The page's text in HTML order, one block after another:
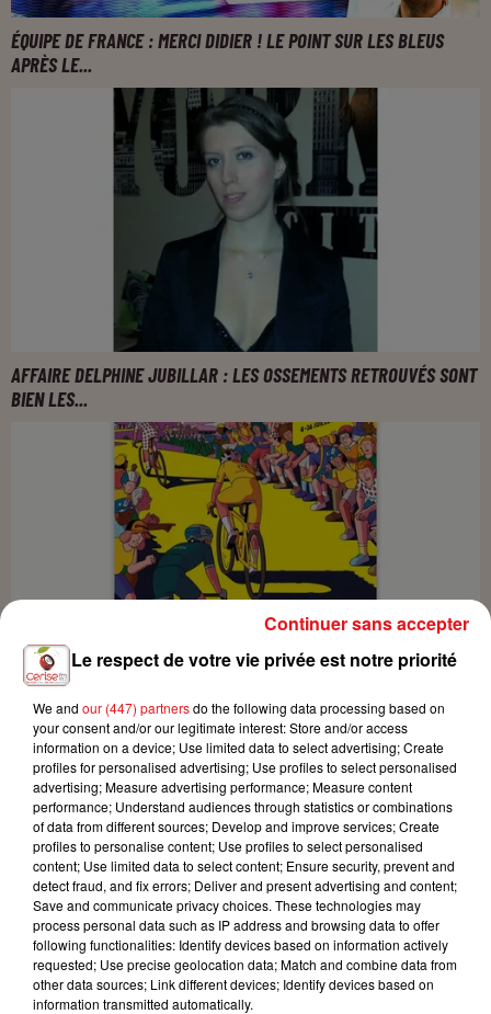
ÉQUIPE DE FRANCE : MERCI DIDIER ! LE POINT SUR LES BLEUS
APRÈS LE...
AFFAIRE DELPHINE JUBILLAR : LES OSSEMENTS RETROUVÉS SONT
BIEN LES...
TOUR DE FRANCE EN ALSACE : L’ÉTAPE HAUT-RHIN A ENFLAMMÉ
LE WEEK-END !
Le respect de votre vie privée est notre priorité
We and our (447) partnersdo the following data processing based on
your consent and/or our legitimate interest: Store and/or access
information on a device; Use limited data to select advertising; Create
profiles for personalised advertising; Use profiles to select personalised
advertising; Measure advertising performance; Measure content
performance; Understand audiences through statistics or combinations
of data from different sources; Develop and improve services; Create
profiles to personalise content; Use profiles to select personalised
content; Use limited data to select content; Ensure security, prevent and
detect fraud, and fix errors; Deliver and present advertising and content;
Save and communicate privacy choices. These technologies may
process personal data such as IP address and browsing data to offer
following functionalities: Identify devices based on information actively
requested; Use precise geolocation data; Match and combine data from
other data sources; Link different devices; Identify devices based on
information transmitted automatically.
Continuer sans accepter